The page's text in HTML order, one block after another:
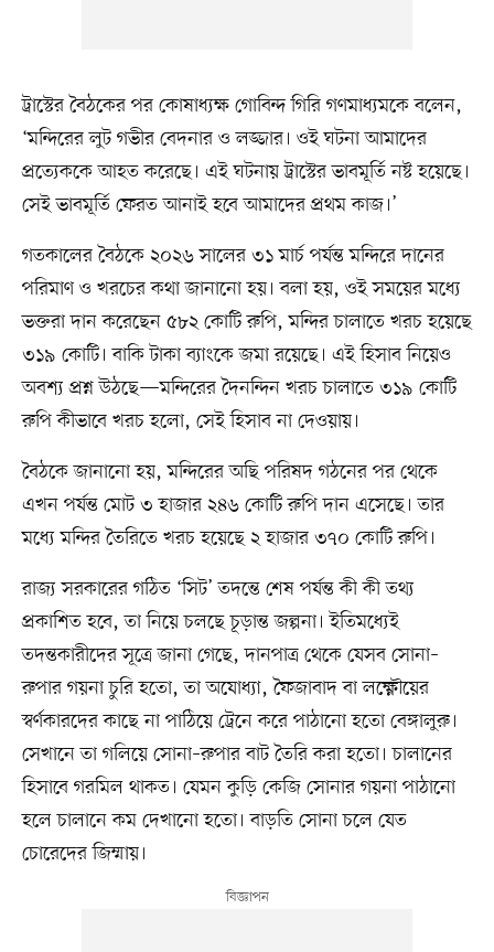
ট্রাস্টের বৈঠকের পর কোষাধ্যক্ষ গোবিন্দ গিরি গণমাধ্যমকে বলেন,
‘মন্দিরের লুট গভীর বেদনার ও লজ্জার। ওই ঘটনা আমাদের
প্রত্যেককে আহত করেছে। এই ঘটনায় ট্রাস্টের ভাবমূর্তি নষ্ট হয়েছে।
সেই ভাবমূর্তি ফেরত আনাই হবে আমাদের প্রথম কাজ।’
গতকালের বৈঠকে ২০২৬ সালের ৩১ মার্চ পর্যন্ত মন্দিরে দানের
পরিমাণ ও খরচের কথা জানানো হয়। বলা হয়, ওই সময়ের মধ্যে
ভক্তরা দান করেছেন ৫৮২ কোটি রুপি, মন্দির চালাতে খরচ হয়েছে
৩১৯ কোটি। বাকি টাকা ব্যাংকে জমা রয়েছে। এই হিসাব নিয়েও
অবশ্য প্রশ্ন উঠছে—মন্দিরের দৈনন্দিন খরচ চালাতে ৩১৯ কোটি
রুপি কীভাবে খরচ হলো, সেই হিসাব না দেওয়ায়।
বৈঠকে জানানো হয়, মন্দিরের অছি পরিষদ গঠনের পর থেকে
এখন পর্যন্ত মোট ৩ হাজার ২৪৬ কোটি রুপি দান এসেছে। তার
মধ্যে মন্দির তৈরিতে খরচ হয়েছে ২ হাজার ৩৭০ কোটি রুপি।
রাজ্য সরকারের গঠিত ‘সিট’ তদন্তে শেষ পর্যন্ত কী কী তথ্য
প্রকাশিত হবে, তা নিয়ে চলছে চূড়ান্ত জল্পনা। ইতিমধ্যেই
তদন্তকারীদের সূত্রে জানা গেছে, দানপাত্র থেকে যেসব সোনা–
রুপার গয়না চুরি হতো, তা অযোধ্যা, ফৈজাবাদ বা লক্ষ্ণৌয়ের
স্বর্ণকারদের কাছে না পাঠিয়ে ট্রেনে করে পাঠানো হতো বেঙ্গালুরু।
সেখানে তা গলিয়ে সোনা–রুপার বাট তৈরি করা হতো। চালানের
হিসাবে গরমিল থাকত। যেমন কুড়ি কেজি সোনার গয়না পাঠানো
হলে চালানে কম দেখানো হতো। বাড়তি সোনা চলে যেত
চোরেদের জিম্মায়।